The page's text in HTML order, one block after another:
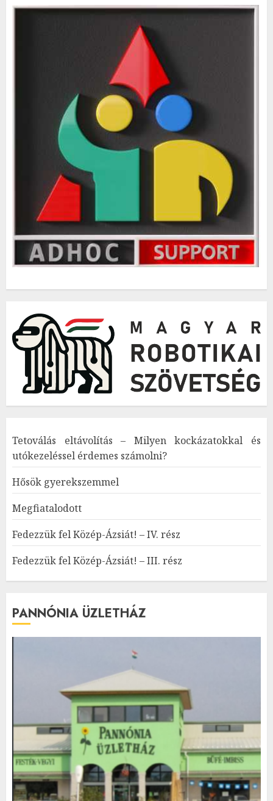
Tetoválás eltávolítás – Milyen kockázatokkal és
utókezeléssel érdemes számolni?
Hősök gyerekszemmel
Megfiatalodott
Fedezzük fel Közép-Ázsiát! – IV. rész
Fedezzük fel Közép-Ázsiát! – III. rész
PANNÓNIA ÜZLETHÁZ